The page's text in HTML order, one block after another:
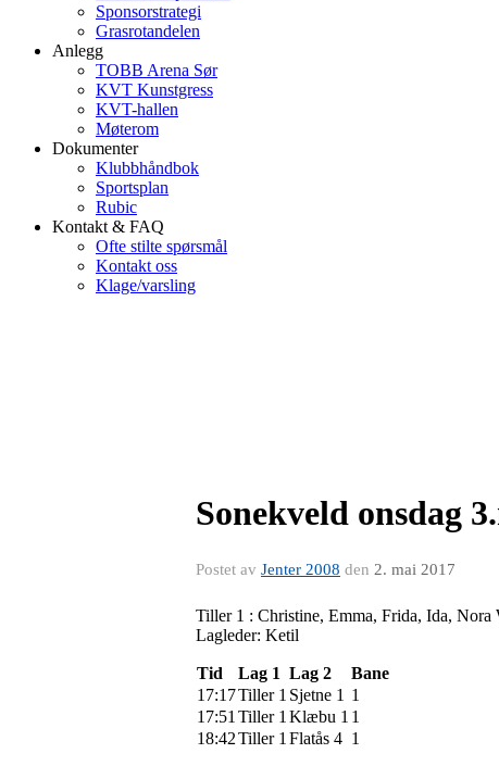
Sponsorstrategi
Grasrotandelen
Anlegg
TOBB Arena Sør
KVT Kunstgress
KVT-hallen
Møterom
Dokumenter
Klubbhåndbok
Sportsplan
Rubic
Kontakt & FAQ
Ofte stilte spørsmål
Kontakt oss
Klage/varsling
Sonekveld onsdag
Postet av Jenter 2008 den 2. mai 2017
Tiller 1 : Christine, Emma, Frida, Ida, Nora
Lagleder: Ketil
Tid Lag 1 Lag 2
Bane
17:17Tiller 1 Sjetne 1 1
17:51 Tiller 1 Klæbu 1 1
18:42Tiller 1 Flatås 4 1